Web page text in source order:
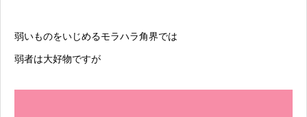
弱いものをいじめるモラハラ角界では
弱者は大好物ですが